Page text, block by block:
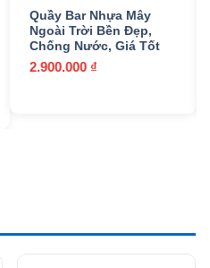
Quầy Bar Nhựa Mây
Ngoài Trời Bền Đẹp,
Chống Nước, Giá Tốt
2.900.000 ₫